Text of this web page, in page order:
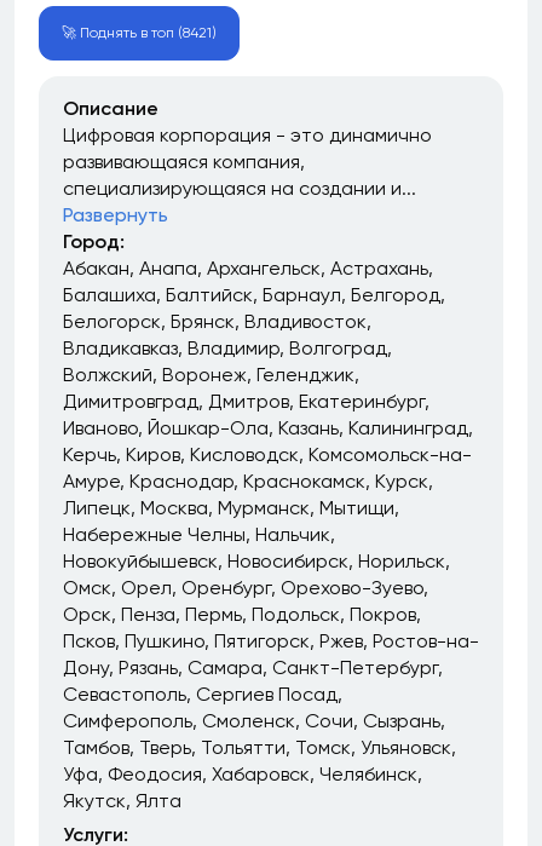
🚀 Поднять в топ (8421)
Описание
Цифровая корпорация - это динамично
развивающаяся компания,
специализирующаяся на создании и...
Развернуть
Город:
Абакан Анапа Архангельск Астрахань
Балашиха Балтийск Барнаул Белгород
Белогорск Брянск Владивосток
Владикавказ Владимир Волгоград
Волжский Воронеж Геленджик
Димитровград Дмитров Екатеринбург
Иваново Йошкар-Ола Казань Калининград
Керчь Киров Кисловодск Комсомольск-на-
Амуре Краснодар Краснокамск Курск
Липецк Москва Мурманск Мытищи
Набережные Челны Нальчик
Новокуйбышевск Новосибирск Норильск
Омск Орел Оренбург Орехово-Зуево
Орск Пенза Пермь Подольск Покров
Псков Пушкино Пятигорск Ржев Ростов-на-
Дону Рязань Самара Санкт-Петербург
Севастополь Сергиев Посад
Симферополь Смоленск Сочи Сызрань
Тамбов Тверь Тольятти Томск Ульяновск
Уфа Феодосия Хабаровск Челябинск
Якутск Ялта
Услуги: